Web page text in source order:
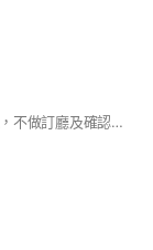
此為禮儀所(禮廳、停棺室、小靈堂)資訊，不做訂廳及確認位子 諮詢，有需要請於上班時間打電話04-8720481或8712773至禮儀所辦公室諮詢。上班時間:上午0800~1200下午1300~1700。